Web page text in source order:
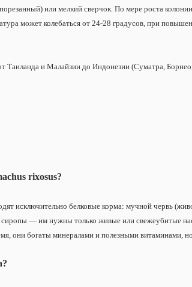
или мелкий сверчок. По мере роста
может колебаться от 24-28 градусов, при
Таиланда и Малайзии до Индонезии (Суматра,
rixosus?
исключительно белковые корма: мучной червь
— им нужны только живые или свежеубитые
они богаты минералами и полезными витаминами,